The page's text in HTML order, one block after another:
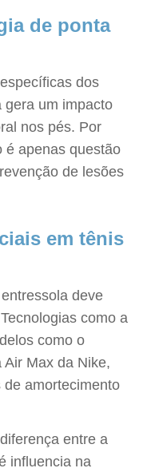
de ponta
dos
gera um impacto
nos pés. Por
é apenas questão
de lesões
em tênis
entressola deve
como a
como o
Air Max da Nike,
amortecimento
entre a
influencia na